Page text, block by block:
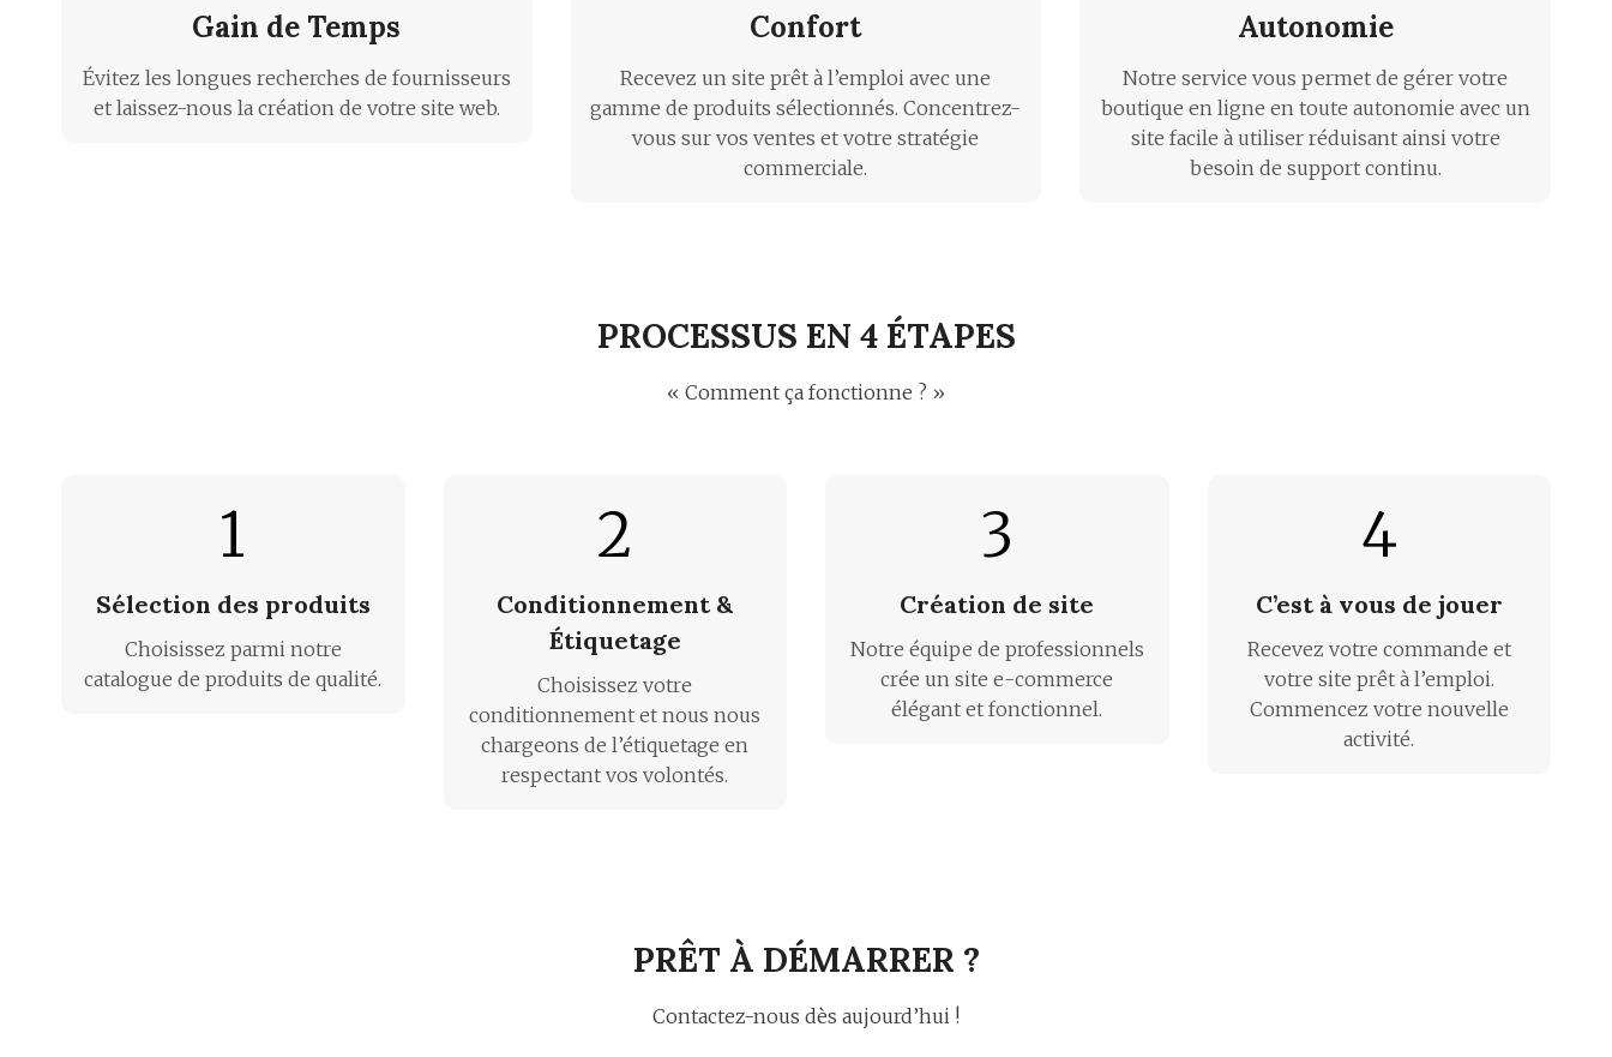
Gain de Temps
Évitez les longues recherches de fournisseurs
et laissez-nous la création de votre site web.
Confort
Recevez un site prêt à l’emploi avec une
gamme de produits sélectionnés. Concentrez-
vous sur vos ventes et votre stratégie
commerciale.
Autonomie
Notre service vous permet de gérer votre
boutique en ligne en toute autonomie avec un
site facile à utiliser réduisant ainsi votre
besoin de support continu.
PROCESSUS EN 4 ÉTAPES
« Comment ça fonctionne ? »
1
Sélection des produits
Choisissez parmi notre
catalogue de produits de qualité.
2
Conditionnement &
Étiquetage
Choisissez votre
conditionnement et nous nous
chargeons de l’étiquetage en
respectant vos volontés.
3
Création de site
Notre équipe de professionnels
crée un site e-commerce
élégant et fonctionnel.
4
C’est à vous de jouer
Recevez votre commande et
votre site prêt à l’emploi.
Commencez votre nouvelle
activité.
PRÊT À DÉMARRER ?
Contactez-nous dès aujourd’hui !